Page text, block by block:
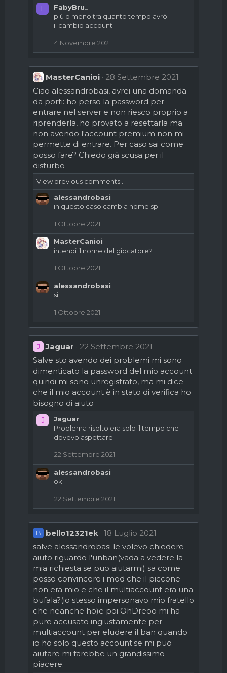
n
F
FabyBru_
più o meno tra quanto tempo avrò
il cambio account
4 Novembre 2021
MasterCanioi
28 Settembre 2021
Ciao alessandrobasi, avrei una domanda
da porti: ho perso la password per
entrare nel server e non riesco proprio a
riprenderla, ho provato a resettarla ma
non avendo l'account premium non mi
permette di entrare. Per caso sai come
posso fare? Chiedo già scusa per il
disturbo
View previous comments...
alessandrobasi
in questo caso cambia nome sp
1 Ottobre 2021
MasterCanioi
intendi il nome del giocatore?
1 Ottobre 2021
alessandrobasi
si
1 Ottobre 2021
J Jaguar
22 Settembre 2021
Salve sto avendo dei problemi mi sono
dimenticato la password del mio account
quindi mi sono unregistrato, ma mi dice
che il mio account è in stato di verifica ho
bisogno di aiuto
J
Jaguar
Problema risolto era solo il tempo che
dovevo aspettare
22 Settembre 2021
alessandrobasi
ok
22 Settembre 2021
B bello12321ek 18 Luglio 2021
salve alessandrobasi le volevo chiedere
aiuto riguardo l'unban(vada a vedere la
mia richiesta se puo aiutarmi) sa come
posso convincere i mod che il piccone
non era mio e che il multiaccount era una
bufala?(io stesso impersonavo mio fratello
che neanche ho)e poi OhDreoo mi ha
pure accusato ingiustamente per
multiaccount per eludere il ban quando
io ho solo questo account.se mi puo
aiutare mi farebbe un grandissimo
piacere.